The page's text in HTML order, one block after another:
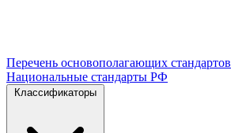
Перечень основополагающих стандартов
Национальные стандарты РФ
Классификаторы